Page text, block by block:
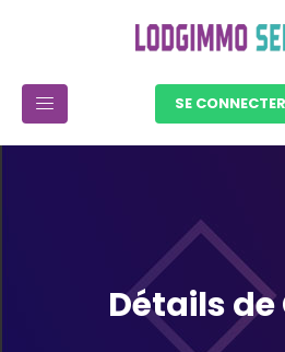
SE CONNECTER
Détails